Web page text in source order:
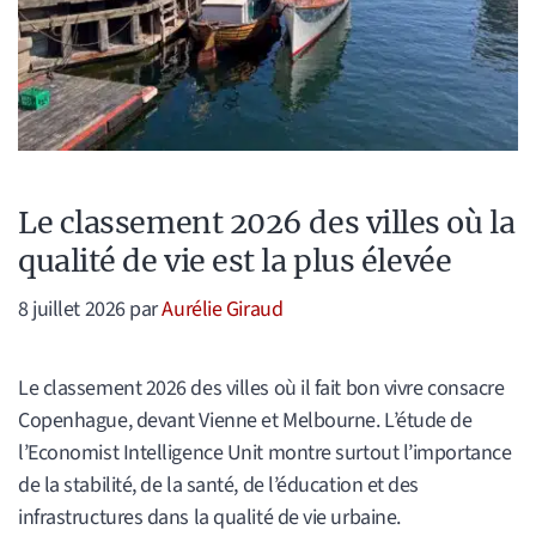
Le classement 2026 des villes où la
qualité de vie est la plus élevée
8 juillet 2026parAurélie Giraud
Le classement 2026 des villes où il fait bon vivre consacre
Copenhague, devant Vienne et Melbourne. L’étude de
l’Economist Intelligence Unit montre surtout l’importance
de la stabilité, de la santé, de l’éducation et des
infrastructures dans la qualité de vie urbaine.